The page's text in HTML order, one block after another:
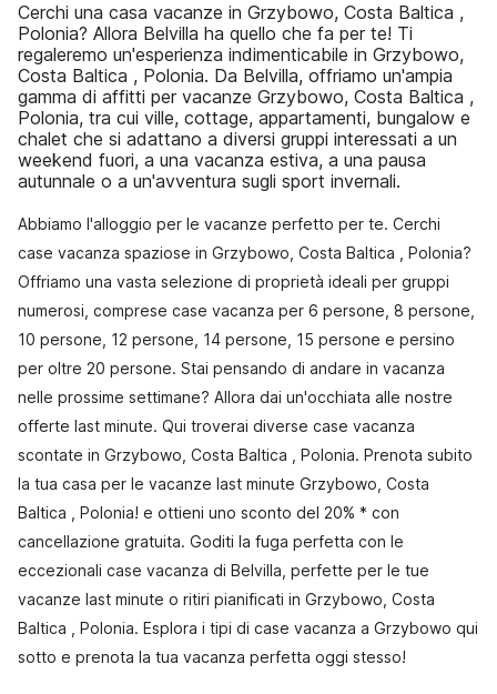
Cerchi una casa vacanze in Grzybowo, Costa Baltica ,
Polonia? Allora Belvilla ha quello che fa per te! Ti
regaleremo un'esperienza indimenticabile in Grzybowo,
Costa Baltica , Polonia. Da Belvilla, offriamo un'ampia
gamma di affitti per vacanze Grzybowo, Costa Baltica ,
Polonia, tra cui ville, cottage, appartamenti, bungalow e
chalet che si adattano a diversi gruppi interessati a un
weekend fuori, a una vacanza estiva, a una pausa
autunnale o a un'avventura sugli sport invernali.
Abbiamo l'alloggio per le vacanze perfetto per te. Cerchi
case vacanza spaziose in Grzybowo, Costa Baltica , Polonia?
Offriamo una vasta selezione di proprietà ideali per gruppi
numerosi, comprese case vacanza per 6 persone, 8 persone,
10 persone, 12 persone, 14 persone, 15 persone e persino
per oltre 20 persone. Stai pensando di andare in vacanza
nelle prossime settimane? Allora dai un'occhiata alle nostre
offerte last minute. Qui troverai diverse case vacanza
scontate in Grzybowo, Costa Baltica , Polonia. Prenota subito
la tua casa per le vacanze last minute Grzybowo, Costa
Baltica , Polonia! e ottieni uno sconto del 20% * con
cancellazione gratuita. Goditi la fuga perfetta con le
eccezionali case vacanza di Belvilla, perfette per le tue
vacanze last minute o ritiri pianificati in Grzybowo, Costa
Baltica , Polonia. Esplora i tipi di case vacanza a Grzybowo qui
sotto e prenota la tua vacanza perfetta oggi stesso!